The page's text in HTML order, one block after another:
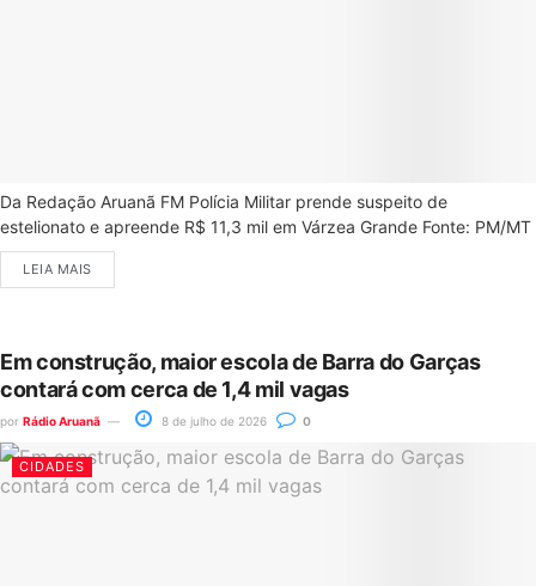
Da Redação Aruanã FM Polícia Militar prende suspeito de
estelionato e apreende R$ 11,3 mil em Várzea Grande Fonte: PM/MT
LEIA MAIS
Em construção, maior escola de Barra do Garças
contará com cerca de 1,4 mil vagas
por Rádio Aruanã 8 de julho de 2026 0
CIDADES